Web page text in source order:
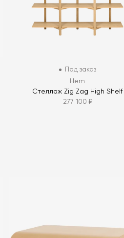
Под заказ
Hem
Стеллаж Zig Zag High Shelf
277 100 ₽